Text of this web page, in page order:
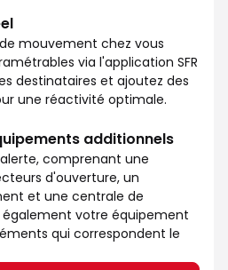
mouvement chez vous
via l'application SFR
destinataires et ajoutez des
une réactivité optimale.
additionnels
comprenant une
d'ouverture, un
et une centrale de
également votre équipement
qui correspondent le